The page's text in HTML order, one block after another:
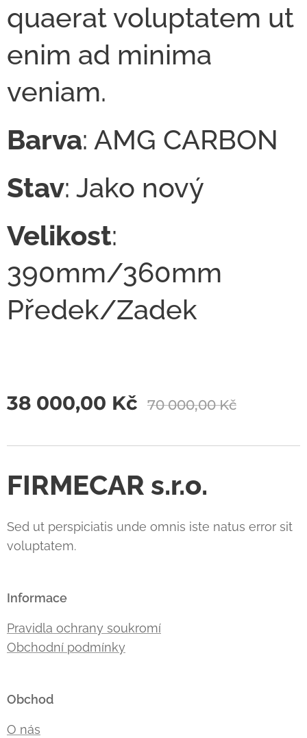
quaerat voluptatem ut
enim ad minima
veniam.
Barva: AMG CARBON
Stav: Jako nový
Velikost:
390mm/360mm
Předek/Zadek
38 000,00 Kč 70 000,00Kč
FIRMECAR s.r.o.
Sed ut perspiciatis unde omnis iste natus error sit
voluptatem.
Informace
Pravidla ochrany soukromí
Obchodní podmínky
Obchod
O nás